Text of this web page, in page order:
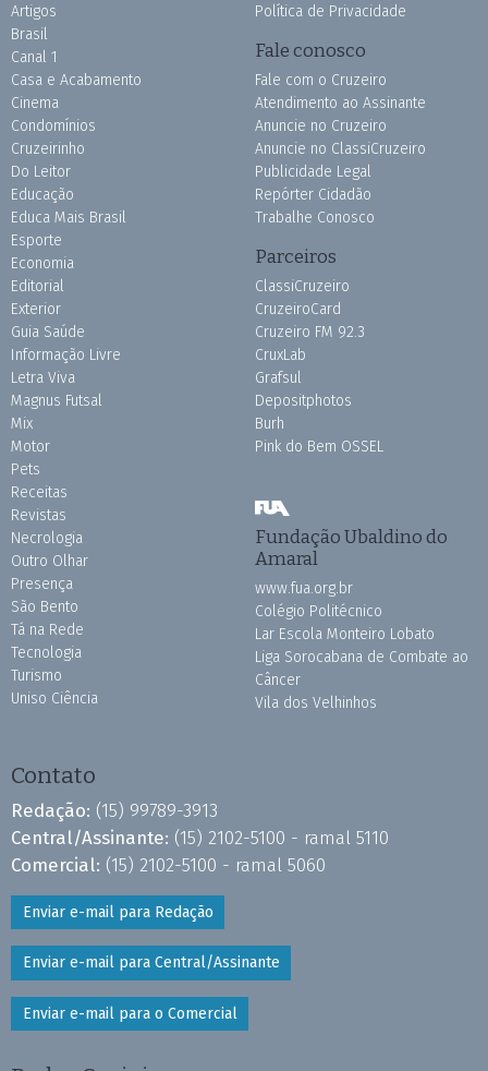
Artigos
Brasil
Canal 1
Casa e Acabamento
Cinema
Condomínios
Cruzeirinho
Do Leitor
Educação
Educa Mais Brasil
Esporte
Economia
Editorial
Exterior
Guia Saúde
Informação Livre
Letra Viva
Magnus Futsal
Mix
Motor
Pets
Receitas
Revistas
Necrologia
Outro Olhar
Presença
São Bento
Tá na Rede
Tecnologia
Turismo
Uniso Ciência
Política de Privacidade
Fale conosco
Fale com o Cruzeiro
Atendimento ao Assinante
Anuncie no Cruzeiro
Anuncie no ClassiCruzeiro
Publicidade Legal
Repórter Cidadão
Trabalhe Conosco
Parceiros
ClassiCruzeiro
CruzeiroCard
Cruzeiro FM 92.3
CruxLab
Grafsul
Depositphotos
Burh
Pink do Bem OSSEL
Fundação Ubaldino do
Amaral
www.fua.org.br
Colégio Politécnico
Lar Escola Monteiro Lobato
Liga Sorocabana de Combate ao
Câncer
Vila dos Velhinhos
Contato
Redação: (15) 99789-3913
Central/Assinante: (15) 2102-5100 - ramal 5110
Comercial: (15) 2102-5100 - ramal 5060
Enviar e-mail para Redação
Enviar e-mail para Central/Assinante
Enviar e-mail para o Comercial